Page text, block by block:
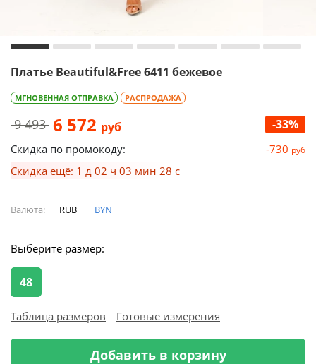
Платье Beautiful&Free 6411 бежевое
МГНОВЕННАЯ ОТПРАВКА РАСПРОДАЖА
9 493 6 572 руб -33%
Скидка по промокоду: -730 руб
Скидка ещё: 1 д 02 ч 03 мин 27 с
Валюта: RUB BYN
Выберите размер:
48
Таблица размеров Готовые измерения
Добавить в корзину